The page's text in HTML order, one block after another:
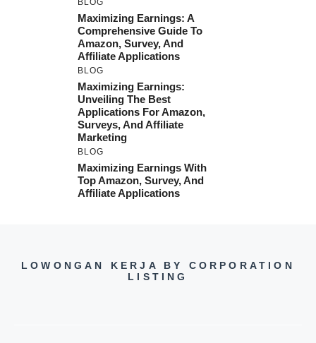
BLOG
Maximizing Earnings: A
Comprehensive Guide To
Amazon, Survey, And
Affiliate Applications
BLOG
Maximizing Earnings:
Unveiling The Best
Applications For Amazon,
Surveys, And Affiliate
Marketing
BLOG
Maximizing Earnings With
Top Amazon, Survey, And
Affiliate Applications
LOWONGAN KERJA BY CORPORATION
LISTING